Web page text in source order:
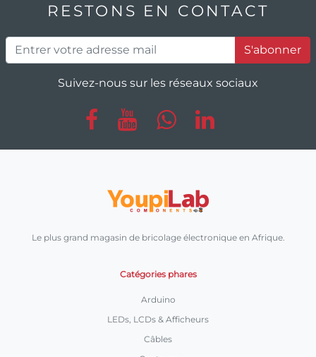
RESTONS EN CONTACT
S'abonner
Suivez-nous sur les réseaux sociaux
Le plus grand magasin de bricolage électronique en Afrique.
Catégories phares
Arduino
LEDs, LCDs & Afficheurs
Câbles